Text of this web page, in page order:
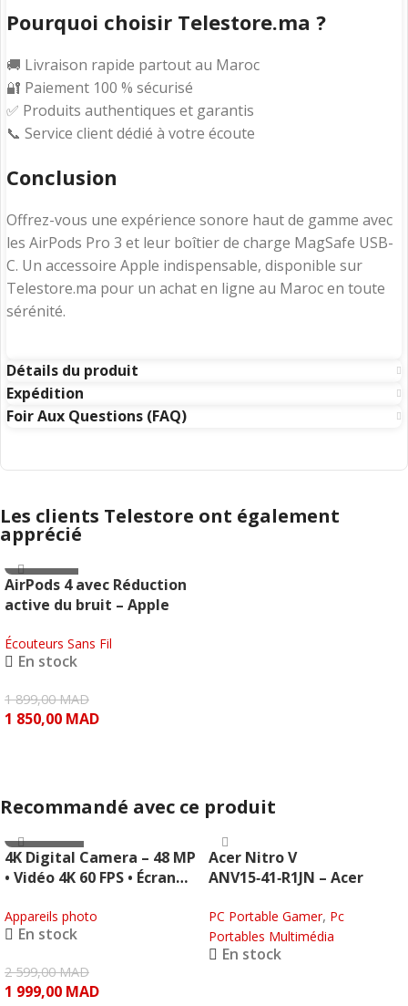
Pourquoi choisir Telestore.ma ?
🚚 Livraison rapide partout au Maroc
🔐 Paiement 100 % sécurisé
✅ Produits authentiques et garantis
📞 Service client dédié à votre écoute
Conclusion
Offrez-vous une expérience sonore haut de gamme avec
les AirPods Pro 3 et leur boîtier de charge MagSafe USB-
C. Un accessoire Apple indispensable, disponible sur
Telestore.ma pour un achat en ligne au Maroc en toute
sérénité.
Détails du produit
Expédition
Foir Aux Questions (FAQ)
Les clients Telestore ont également
apprécié
- 49.00 MAD
AirPods 4 avec Réduction
active du bruit – Apple
Écouteurs Sans Fil
En stock
1 899,00MAD
1 850,00 MAD
Recommandé avec ce produit
- 600.00 MAD
NBD
4K Digital Camera – 48 MP
• Vidéo 4K 60 FPS • Écran
NBD
Appareils photo
En stock
2 599,00MAD
1 999,00 MAD
Acer Nitro V
ANV15‑41‑R1JN – Acer
PC Portable Gamer, Pc
Portables Multimédia
En stock